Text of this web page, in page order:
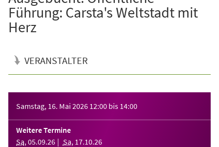
Führung: Carsta's Weltstadt mit
Herz
VERANSTALTER
Samstag, 16. Mai 2026 12:00 bis 14:00
Weitere Termine
Sa, 05.09.26 Sa, 17.10.26